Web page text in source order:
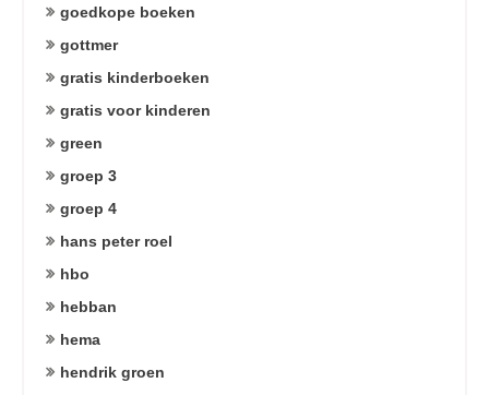
goedkope boeken
gottmer
gratis kinderboeken
gratis voor kinderen
green
groep 3
groep 4
hans peter roel
hbo
hebban
hema
hendrik groen